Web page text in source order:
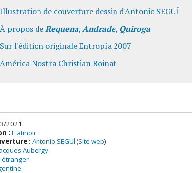
Illustration de couverture dessin d'Antonio SEGUÍ
À propos deRequena,Andrade, Quiroga
Sur l'édition originale Entropía 2007
América Nostra Christian Roinat
2021
: L'atinoir
: Antonio SEGUÍ(Site web)
Aubergy
étranger